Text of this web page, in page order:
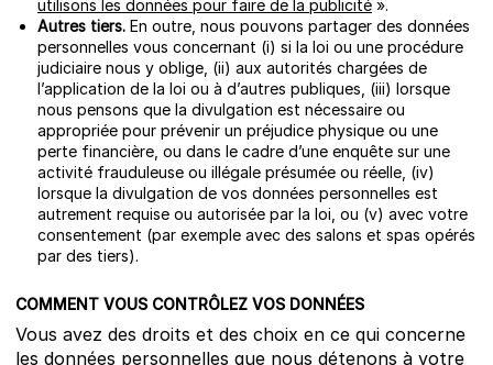
utilisons les données pour faire de la publicité ».
Autres tiers. En outre, nous pouvons partager des données
personnelles vous concernant (i) si la loi ou une procédure
judiciaire nous y oblige, (ii) aux autorités chargées de
l’application de la loi ou à d’autres publiques, (iii) lorsque
nous pensons que la divulgation est nécessaire ou
appropriée pour prévenir un préjudice physique ou une
perte financière, ou dans le cadre d’une enquête sur une
activité frauduleuse ou illégale présumée ou réelle, (iv)
lorsque la divulgation de vos données personnelles est
autrement requise ou autorisée par la loi, ou (v) avec votre
consentement (par exemple avec des salons et spas opérés
par des tiers).
COMMENT VOUS CONTRÔLEZ VOS DONNÉES
Vous avez des droits et des choix en ce qui concerne
les données personnelles que nous détenons à votre